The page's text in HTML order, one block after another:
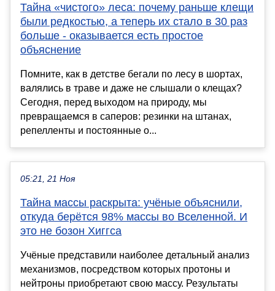
Тайна «чистого» леса: почему раньше клещи
были редкостью, а теперь их стало в 30 раз
больше - оказывается есть простое
объяснение
Помните, как в детстве бегали по лесу в шортах,
валялись в траве и даже не слышали о клещах?
Сегодня, перед выходом на природу, мы
превращаемся в саперов: резинки на штанах,
репелленты и постоянные о...
05:21, 21 Ноя
Тайна массы раскрыта: учёные объяснили,
откуда берётся 98% массы во Вселенной. И
это не бозон Хиггса
Учёные представили наиболее детальный анализ
механизмов, посредством которых протоны и
нейтроны приобретают свою массу. Результаты